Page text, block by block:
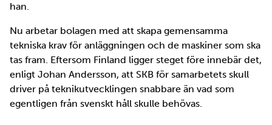
han.
Nu arbetar bolagen med att skapa gemensamma
tekniska krav för anläggningen och de maskiner som ska
tas fram. Eftersom Finland ligger steget före innebär det,
enligt Johan Andersson, att SKB för samarbetets skull
driver på teknikutvecklingen snabbare än vad som
egentligen från svenskt håll skulle behövas.